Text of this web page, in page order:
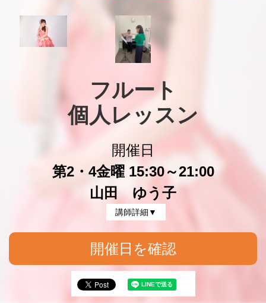
フルート
個人レッスン
開催日
第2・4金曜 15:30～21:00
山田 ゆう子
講師詳細▼
開催日を確認